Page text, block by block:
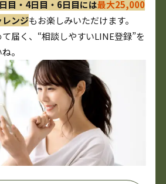
目・4日目・6日目には最大25,000
ンジもお楽しみいただけます。
届く、“相談しやすいLINE登録”を
。